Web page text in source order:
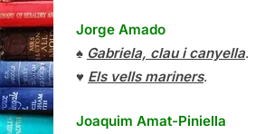
Jorge Amado
♠ Gabriela, clau i canyella.
♥ Els vells mariners.
Joaquim Amat-Piniella